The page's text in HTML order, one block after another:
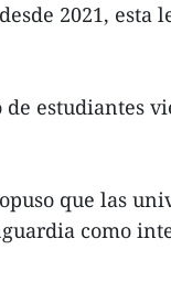
2021, esta
estudiantes
que las
como